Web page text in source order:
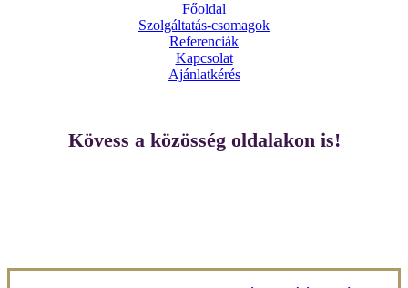
Főoldal
Szolgáltatás-csomagok
Referenciák
Kapcsolat
Ajánlatkérés
Kövess a közösség oldalakon is!